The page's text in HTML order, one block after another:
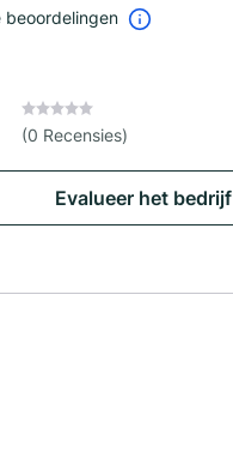
(0 Recensies)
Evalueer het bedrijf